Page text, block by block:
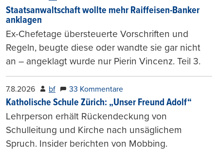
Staatsanwaltschaft wollte mehr Raiffeisen-Banker
anklagen
Ex-Chefetage übersteuerte Vorschriften und
Regeln, beugte diese oder wandte sie gar nicht
an – angeklagt wurde nur Pierin Vincenz. Teil 3.
7.8.2026 bf 33 Kommentare
Katholische Schule Zürich: „Unser Freund Adolf“
Lehrperson erhält Rückendeckung von
Schulleitung und Kirche nach unsäglichem
Spruch. Insider berichten von Mobbing.